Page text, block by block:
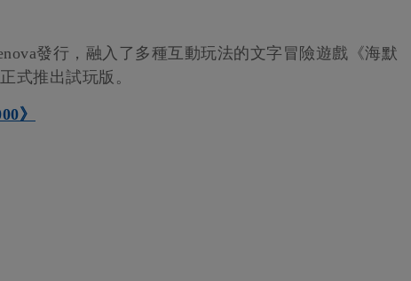
發行，融入了多種互動玩法的文字冒險遊戲《海默
式推出試玩版。
》